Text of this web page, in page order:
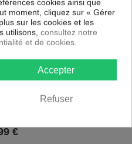
€
cookies ainsi que
moment, cliquez sur « Gérer
sur les cookies et les
utilisons, consultez notre
et de cookies.
Accepter
Refuser